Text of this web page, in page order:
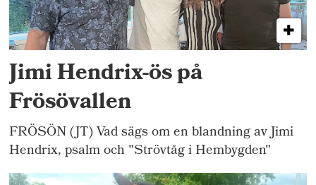
Jimi Hendrix-ös på
Frösövallen
FRÖSÖN (JT) Vad sägs om en blandning av Jimi
Hendrix, psalm och "Strövtåg i Hembygden"